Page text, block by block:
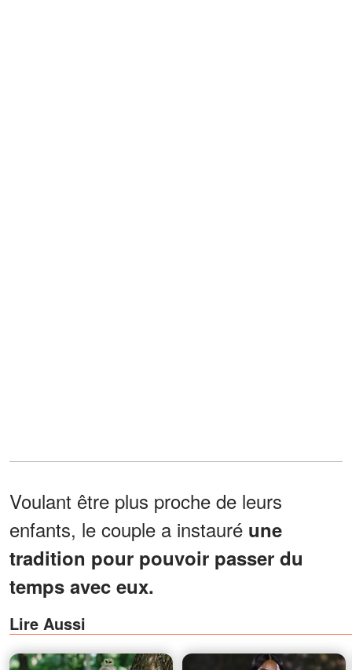
Voulant être plus proche de leurs
enfants, le couple a instauré une
tradition pour pouvoir passer du
temps avec eux.
Lire Aussi